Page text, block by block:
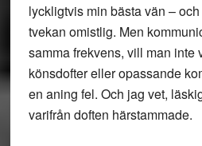
lyckligtvis min bästa vän –
tvekan omistlig. Men
samma frekvens, vill man inte
könsdofter eller opassande
en aning fel. Och jag vet,
varifrån doften härstammade.